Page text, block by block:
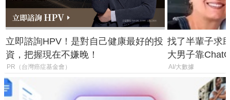
立即諮詢HPV！是對自己健康最好的投
資，把握現在不嫌晚！
PR（台灣癌症基金會）
找了半輩子求
大男子靠
年家人
AI/大數據